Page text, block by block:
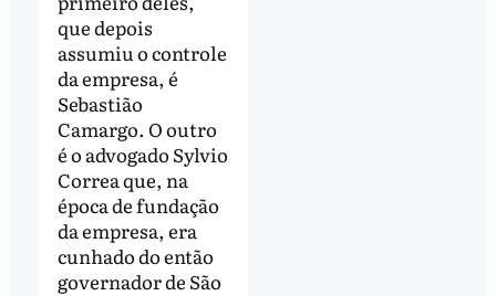
que depois
assumiu o controle
da empresa, é
Sebastião
Camargo. O outro
é o advogado Sylvio
Correa que, na
época de fundação
da empresa, era
cunhado do então
governador de São